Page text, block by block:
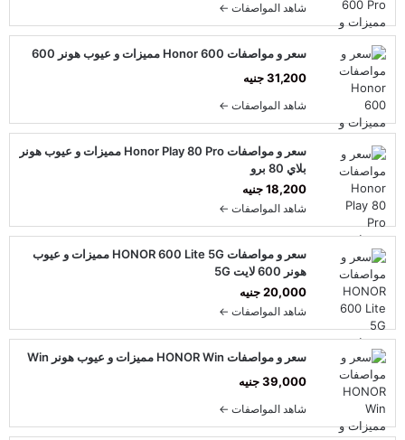
شاهد المواصفات ←
سعر و مواصفات Honor 600 مميزات و عيوب هونر 600
31,200 جنيه
شاهد المواصفات ←
سعر و مواصفات Honor Play 80 Pro مميزات و عيوب هونر
بلاي 80 برو
18,200 جنيه
شاهد المواصفات ←
سعر و مواصفات HONOR 600 Lite 5G مميزات و عيوب
هونر 600 لايت 5G
20,000 جنيه
شاهد المواصفات ←
سعر و مواصفات HONOR Win مميزات و عيوب هونر Win
39,000 جنيه
شاهد المواصفات ←